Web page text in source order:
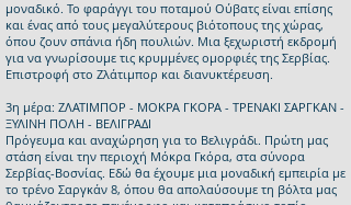
μοναδικό. Το φαράγγι του ποταμού Ούβατς είναι επίσης
και ένας από τους μεγαλύτερους βιότοπους της χώρας,
όπου ζουν σπάνια ήδη πουλιών. Μια ξεχωριστή εκδρομή
για να γνωρίσουμε τις κρυμμένες ομορφιές της Σερβίας.
Επιστροφή στο Ζλάτιμπορ και διανυκτέρευση.
3η μέρα: ΖΛΑΤΙΜΠΟΡ - ΜΟΚΡΑ ΓΚΟΡΑ - ΤΡΕΝΑΚΙ ΣΑΡΓΚΑΝ -
ΞΥΛΙΝΗ ΠΟΛΗ - ΒΕΛΙΓΡΑΔΙ
Πρόγευμα και αναχώρηση για το Βελιγράδι. Πρώτη μας
στάση είναι την περιοχή Μόκρα Γκόρα, στα σύνορα
Σερβίας-Βοσνίας. Εδώ θα έχουμε μια μοναδική εμπειρία με
το τρένο Σαργκάν 8, όπου θα απολαύσουμε τη βόλτα μας